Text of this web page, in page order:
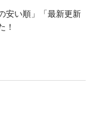
安い順」「最新更新
！